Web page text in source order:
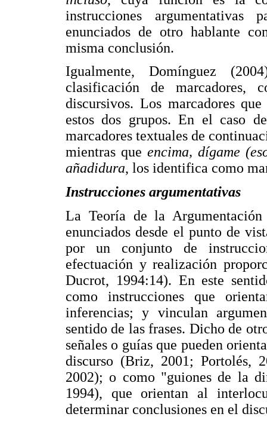
instrucciones
enunciados de otro hablante
misma conclusión.
Igualmente, Domínguez
clasificación de marcadores,
discursivos. Los marcadores
estos dos grupos. En el caso
marcadores textuales de
mientras queencima, dígame
añadidura, los identifica como
Instrucciones argumentativas
La Teoría de la
enunciados desde el punto de
por un conjunto de
efectuación y realización
Ducrot, 1994:14). En este
como instrucciones que
inferencias; y vinculan
sentido de las frases. Dicho de
señales o guías que pueden
discurso (Briz, 2001; Portolés,
2002); o como "guiones de la
1994), que orientan al
determinar conclusiones en el